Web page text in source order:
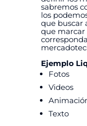
sabremos
los
que buscar
que marcar
Ejemplo
Fotos
Videos
Texto